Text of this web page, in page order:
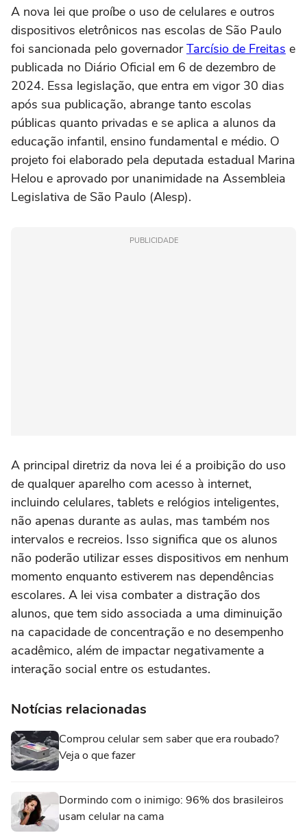
A nova lei que proíbe o uso de celulares e outros
dispositivos eletrônicos nas escolas de São Paulo
foi sancionada pelo governadorTarcísio de Freitas e
publicada no Diário Oficial em 6 de dezembro de
2024. Essa legislação, que entra em vigor 30 dias
após sua publicação, abrange tanto escolas
públicas quanto privadas e se aplica a alunos da
educação infantil, ensino fundamental e médio. O
projeto foi elaborado pela deputada estadual Marina
Helou e aprovado por unanimidade na Assembleia
Legislativa de São Paulo (Alesp).
PUBLICIDADE
A principal diretriz da nova lei é a proibição do uso
de qualquer aparelho com acesso à internet,
incluindo celulares, tablets e relógios inteligentes,
não apenas durante as aulas, mas também nos
intervalos e recreios. Isso significa que os alunos
não poderão utilizar esses dispositivos em nenhum
momento enquanto estiverem nas dependências
escolares. A lei visa combater a distração dos
alunos, que tem sido associada a uma diminuição
na capacidade de concentração e no desempenho
acadêmico, além de impactar negativamente a
interação social entre os estudantes.
Notícias relacionadas
Comprou celular sem saber que era roubado?
Veja o que fazer
Dormindo com o inimigo: 96% dos brasileiros
usam celular na cama